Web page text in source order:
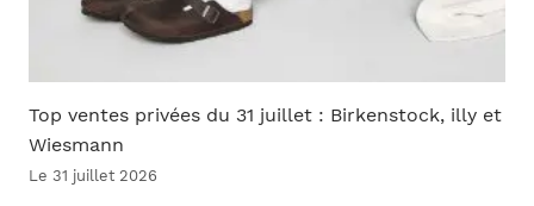
Top ventes privées du 31 juillet : Birkenstock, illy et
Wiesmann
Le 31 juillet 2026